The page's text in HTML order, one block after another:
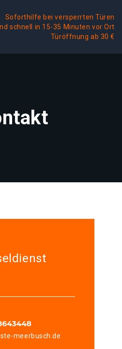
Soforthilfe bei versperrten Türen
schnell in 15-35 Minuten vor Ort
Türöffnung ab 30 €
meerbusch.de